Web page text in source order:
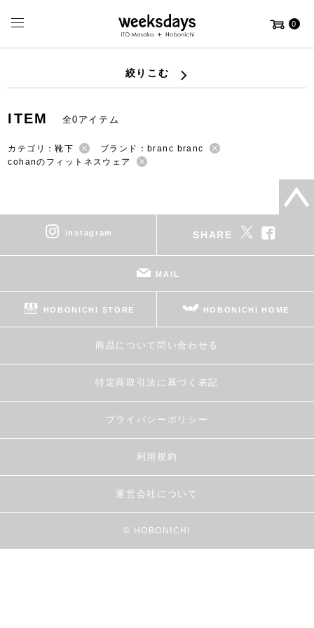
0
絞りこむ
ITEM 全0アイテム
カテゴリ：靴下
ブランド：branc branc
cohanのフィットネスウェア
instagram SHARE
MAIL
HOBONICHI STORE HOBONICHI HOME
商品について問い合わせる
特定商取引法に基づく表記
プライバシーポリシー
利用規約
運営会社について
© HOBONICHI